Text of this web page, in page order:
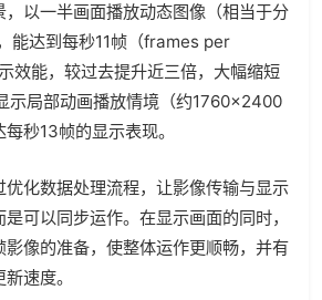
，以一半画面播放动态图像（相当于分
能达到每秒11帧（frames per
效能，较过去提升近三倍，大幅缩短
示局部动画播放情境（约1760×2400
秒13帧的显示表现。
化数据处理流程，让影像传输与显示
可以同步运作。在显示画面的同时，
影像的准备，使整体运作更顺畅，并有
速度。